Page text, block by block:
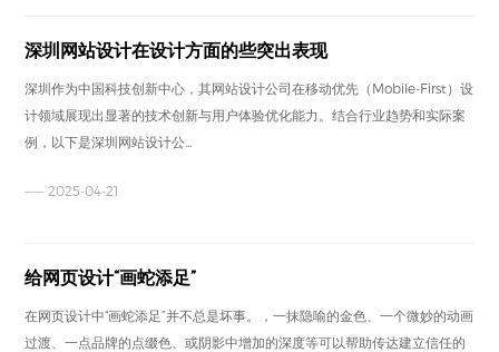
深圳网站设计在设计方面的些突出表现
深圳作为中国科技创新中心，其网站设计公司在移动优先（Mobile-First）设
计领域展现出显著的技术创新与用户体验优化能力。结合行业趋势和实际案
例，以下是深圳网站设计公...
—— 2025-04-21
给网页设计“画蛇添足”
在网页设计中“画蛇添足”并不总是坏事。，一抹隐喻的金色、一个微妙的动画
过渡、一点品牌的点缀色、或阴影中增加的深度等可以帮助传达建立信任的